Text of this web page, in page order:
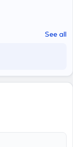
See all